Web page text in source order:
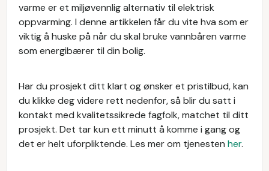
varme er et miljøvennlig alternativ til elektrisk
oppvarming. I denne artikkelen får du vite hva som er
viktig å huske på når du skal bruke vannbåren varme
som energibærer til din bolig.
Har du prosjekt ditt klart og ønsker et pristilbud, kan
du klikke deg videre rett nedenfor, så blir du satt i
kontakt med kvalitetssikrede fagfolk, matchet til ditt
prosjekt. Det tar kun ett minutt å komme i gang og
det er helt uforpliktende. Les mer om tjenesten her.